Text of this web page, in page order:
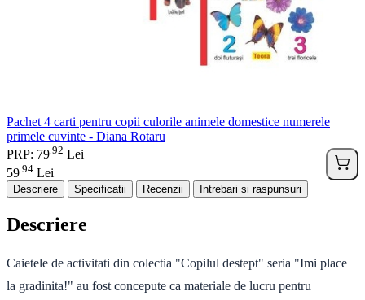
Pachet 4 carti pentru copii culorile animele domestice numerele
primele cuvinte - Diana Rotaru
PRP: 79 92 Lei
59 94 Lei
Descriere Specificatii Recenzii Intrebari si raspunsuri
Descriere
Caietele de activitati din colectia "Copilul destept" seria "Imi place
la gradinita!" au fost concepute ca materiale de lucru pentru